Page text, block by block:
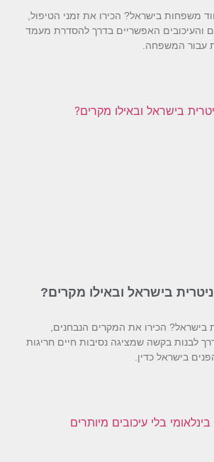
משפחות בישראל? הכירו את זמני הטיפול,
והעיכובים האפשריים בדרך להסדרת מעמד
עבור המשפחה.
בישראל ובאילו מקרים?
בישראל? הכירו את המקרים הנבחנים,
לבנות בקשה שמציגה נסיבות חיים חריגות
בישראל כדין.